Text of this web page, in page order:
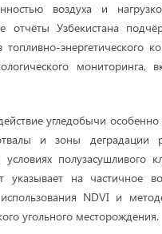
воздуха и
отчёты Узбекистана
энергетического
мониторинга,
угледобычи
и зоны деградации
условиях
указывает на частичное
NDVI и
угольного месторождения.